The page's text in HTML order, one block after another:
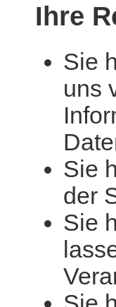
Ihre
Sie
uns
Sie
der
Sie